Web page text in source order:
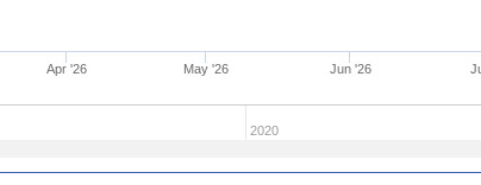
Apr '26 May '26 Jun '26
2020